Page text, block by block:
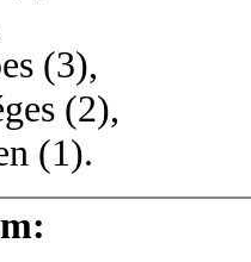
(3),
(2),
(1).